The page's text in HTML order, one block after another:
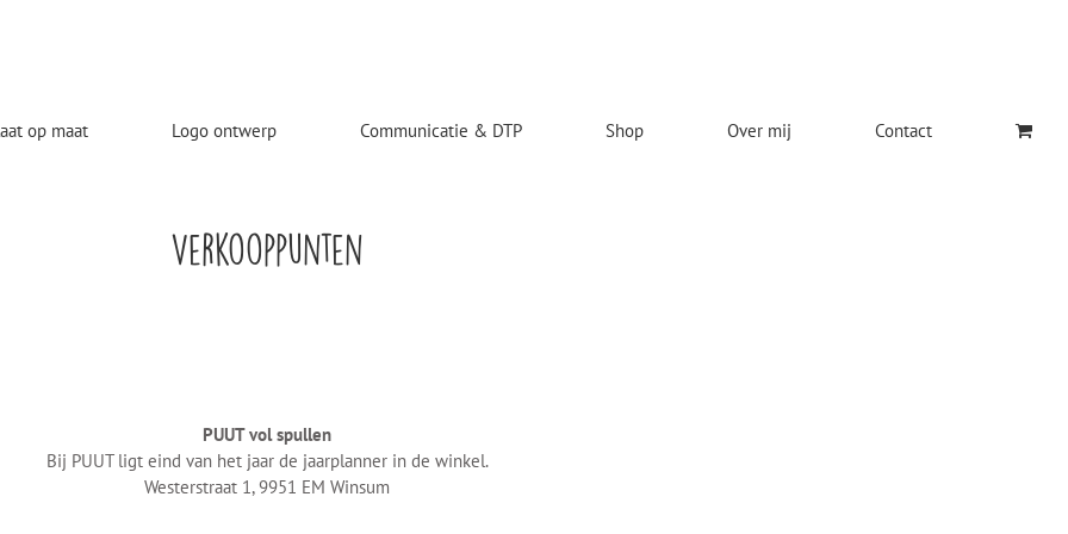
op maat Logo ontwerp Communicatie & DTP Shop Over mij Contact
Verkooppunten
PUUT vol spullen
Bij PUUT ligt eind van het jaar de jaarplanner in de winkel.
Westerstraat 1, 9951 EM Winsum